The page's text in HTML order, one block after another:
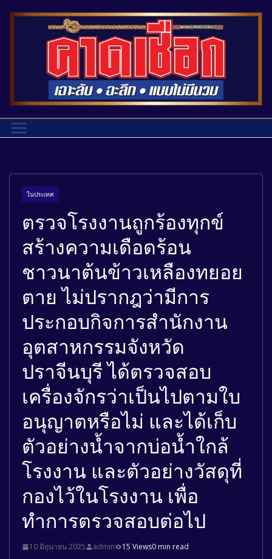
ในประเทศ
ตรวจโรงงานถูกร้องทุกข์
สร้างความเดือดร้อน
ชาวนาต้นข้าวเหลืองทยอย
ตาย ไม่ปรากฎว่ามีการ
ประกอบกิจการสำนักงาน
อุตสาหกรรมจังหวัด
ปราจีนบุรี ได้ตรวจสอบ
เครื่องจักรว่าเป็นไปตามใบ
อนุญาตหรือไม่ และได้เก็บ
ตัวอย่างน้ำจากบ่อน้ำใกล้
โรงงาน และตัวอย่างวัสดุที่
กองไว้ในโรงงาน เพื่อ
ทำการตรวจสอบต่อไป
10 มิถุนายน 2025 admin 15 Views0 min read